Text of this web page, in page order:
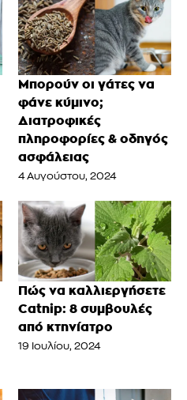
Μπορούν οι γάτες να
φάνε κύμινο;
Διατροφικές
πληροφορίες & οδηγός
ασφάλειας
4 Αυγούστου, 2024
Πώς να καλλιεργήσετε
Catnip: 8 συμβουλές
από κτηνίατρο
19 Ιουλίου, 2024